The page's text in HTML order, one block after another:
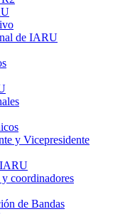
de IARU
y Vicepresidente
IARU
coordinadores
de Bandas